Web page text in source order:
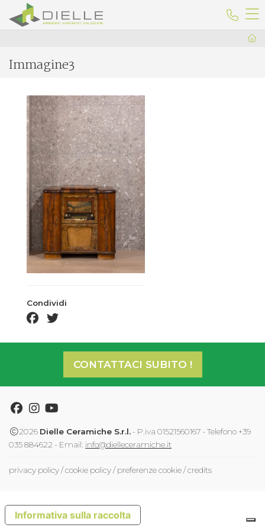
Dielle Ceramiche
Immagine3
Condividi
facebook share
twitter share
CONTATTACI SUBITO !
Facebook
Instagram
Youtube
2026 Dielle Ceramiche S.r.l. - P.iva 01521560167 - Telefono +39
035 884622 - Email: info@dielleceramiche.it
privacy policy/cookie policy/preferenze cookie/credits
Informativa sulla raccolta